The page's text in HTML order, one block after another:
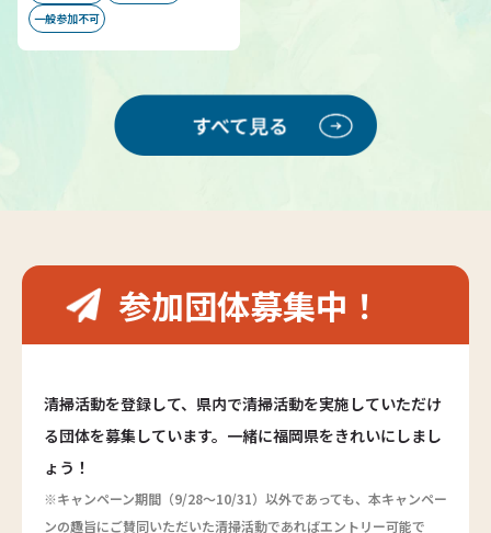
一般参加不可
参加団体募集中！
清掃活動を登録して、県内で清掃活動を実施していただけ
る団体を募集しています。一緒に福岡県をきれいにしまし
ょう！
※キャンペーン期間（9/28～10/31）以外であっても、本キャンペー
ンの趣旨にご賛同いただいた清掃活動であればエントリー可能で